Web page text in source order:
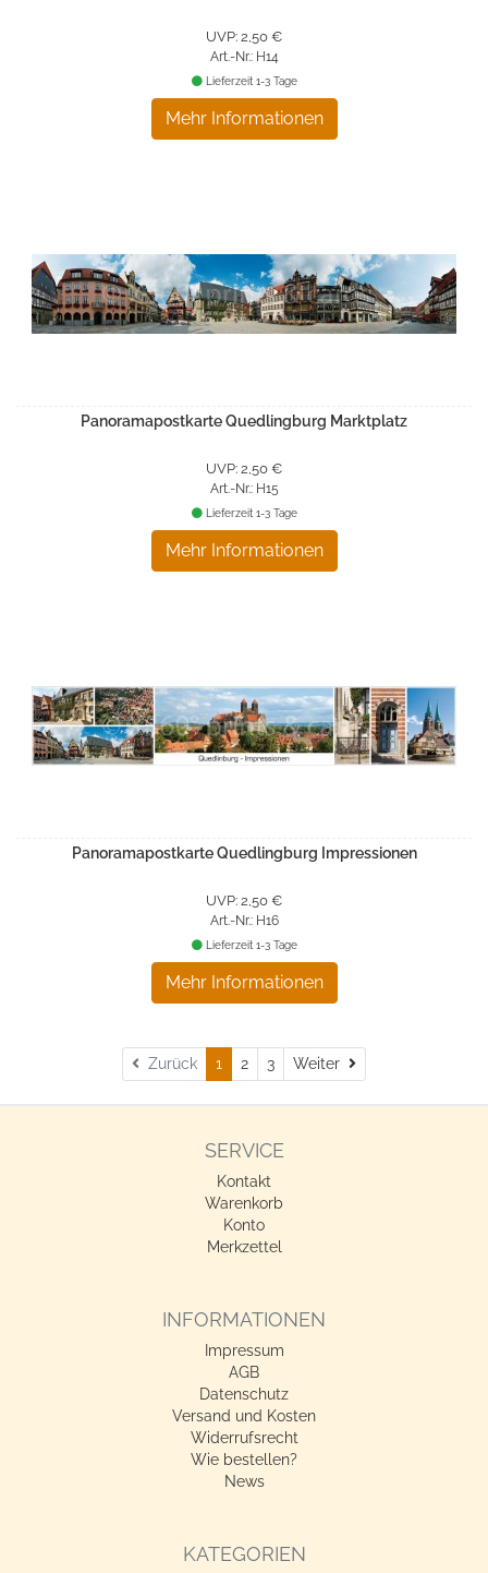
UVP: 2,50 €
Art.-Nr.: H14
Mehr Informationen
Lieferzeit 1-3 Tage
Panoramapostkarte Quedlingburg Marktplatz
UVP: 2,50 €
Art.-Nr.: H15
Mehr Informationen
Lieferzeit 1-3 Tage
Panoramapostkarte Quedlingburg Impressionen
UVP: 2,50 €
Art.-Nr.: H16
Mehr Informationen
Lieferzeit 1-3 Tage
Zurück 1 2 3 Weiter Weiter
SERVICE
Kontakt
Warenkorb
Konto
Merkzettel
INFORMATIONEN
Impressum
AGB
Datenschutz
Versand und Kosten
Widerrufsrecht
Wie bestellen?
News
KATEGORIEN